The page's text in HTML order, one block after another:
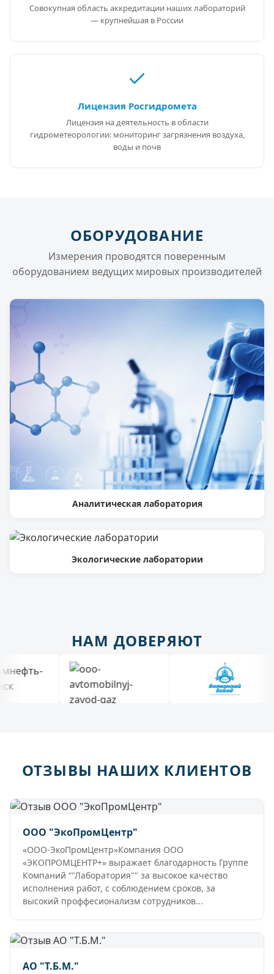
Совокупная область аккредитации наших лабораторий
— крупнейшая в России
Лицензия Росгидромета
Лицензия на деятельность в области
гидрометеорологии: мониторинг загрязнения воздуха,
воды и почв
ОБОРУДОВАНИЕ
Измерения проводятся поверенным
оборудованием ведущих мировых производителей
Аналитическая лаборатория
Экологические лаборатории
НАМ ДОВЕРЯЮТ
ОТЗЫВЫ НАШИХ КЛИЕНТОВ
ООО "ЭкоПромЦентр"
«ООО-ЭкоПромЦентр»Компания ООО
«ЭКОПРОМЦЕНТР+» выражает благодарность Группе
Компаний “"Лаборатория"" за высокое качество
исполнения работ, с соблюдением сроков, за
высокий проффесионализм сотрудников...
АО "Т.Б.М."